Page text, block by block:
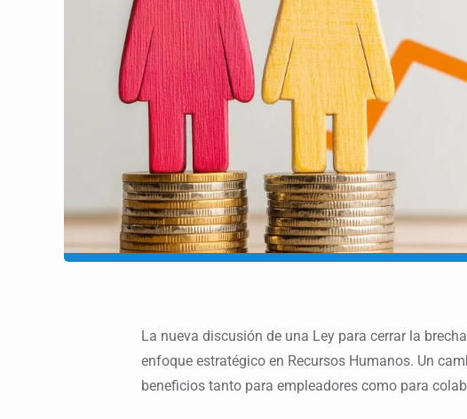
La nueva discusión de una Ley para cerrar la
enfoque estratégico en Recursos Humanos. Un
beneficios tanto para empleadores como para